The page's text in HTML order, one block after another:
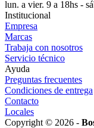
lun. a vier. 9 a 18hs -
Institucional
Empresa
Marcas
Trabaja con nosotros
Servicio técnico
Ayuda
Preguntas frecuentes
Condiciones de entrega
Contacto
Locales
Copyright © 2026 -